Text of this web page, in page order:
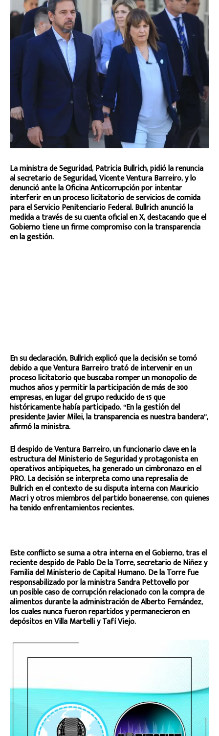
La ministra de Seguridad, Patricia Bullrich, pidió la renuncia
al secretario de Seguridad, Vicente Ventura Barreiro, y lo
denunció ante la Oficina Anticorrupción por intentar
interferir en un proceso licitatorio de servicios de comida
para el Servicio Penitenciario Federal. Bullrich anunció la
medida a través de su cuenta oficial en X, destacando que el
Gobierno tiene un firme compromiso con la transparencia
en la gestión.
En su declaración, Bullrich explicó que la decisión se tomó
debido a que Ventura Barreiro trató de intervenir en un
proceso licitatorio que buscaba romper un monopolio de
muchos años y permitir la participación de más de 300
empresas, en lugar del grupo reducido de 15 que
históricamente había participado. “En la gestión del
presidente Javier Milei, la transparencia es nuestra bandera”,
afirmó la ministra.
El despido de Ventura Barreiro, un funcionario clave en la
estructura del Ministerio de Seguridad y protagonista en
operativos antipiquetes, ha generado un cimbronazo en el
PRO. La decisión se interpreta como una represalia de
Bullrich en el contexto de su disputa interna con Mauricio
Macri y otros miembros del partido bonaerense, con quienes
ha tenido enfrentamientos recientes.
Este conflicto se suma a otra interna en el Gobierno, tras el
reciente despido de Pablo De la Torre, secretario de Niñez y
Familia del Ministerio de Capital Humano. De la Torre fue
responsabilizado por la ministra Sandra Pettovello por
un posible caso de corrupción relacionado con la compra de
alimentos durante la administración de Alberto Fernández,
los cuales nunca fueron repartidos y permanecieron en
depósitos en Villa Martelli y Tafí Viejo.